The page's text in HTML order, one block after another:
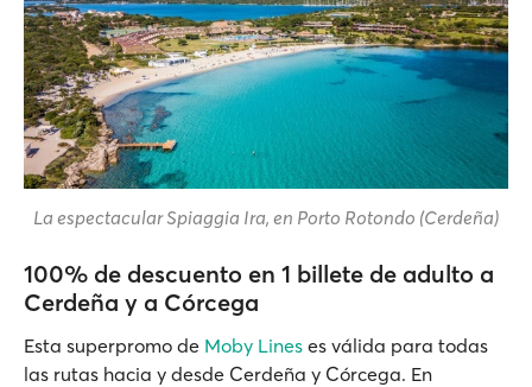
La espectacular Spiaggia Ira, en Porto Rotondo (Cerdeña)
100% de descuento en 1 billete de adulto a
Cerdeña y a Córcega
Esta superpromo de Moby Lines es válida para todas
las rutas hacia y desde Cerdeña y Córcega. En